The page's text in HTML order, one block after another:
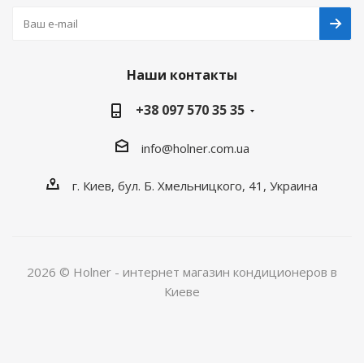
Наши контакты
+38 097 570 35 35
info@holner.com.ua
г. Киев, бул. Б. Хмельницкого, 41, Украина
2026 © Holner - интернет магазин кондиционеров в
Киеве